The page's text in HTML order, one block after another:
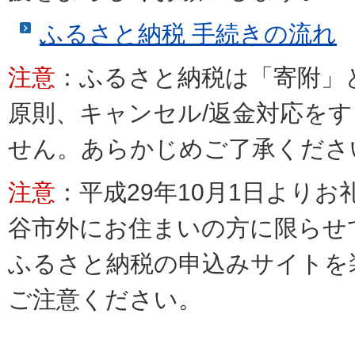
ふるさと納税 手続きの流れ
注意 ：ふるさと納税は「寄附
原則、キャンセル/返金対応を
せん。あらかじめご了承くださ
注意 ：平成29年10月1日よりお
谷市外にお住まいの方に限ら
ふるさと納税の申込みサイト
ご注意ください。